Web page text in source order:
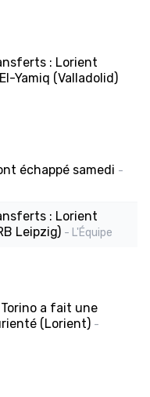
: Lorient
Yamiq (Valladolid)
échappé samedi -
: Lorient
Leipzig) - L'Équipe
a fait une
(Lorient) -